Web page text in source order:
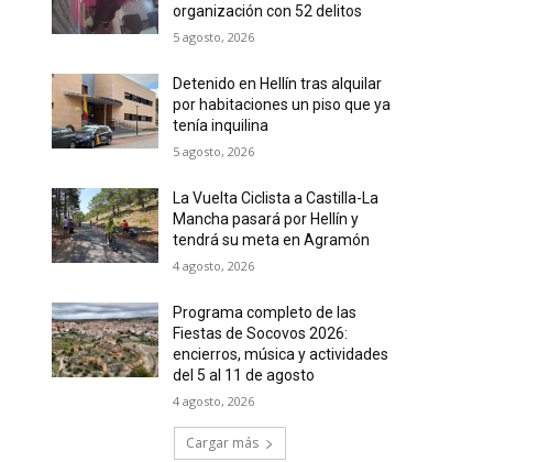
organización con 52 delitos
5 agosto, 2026
Detenido en Hellín tras alquilar
por habitaciones un piso que ya
tenía inquilina
5 agosto, 2026
La Vuelta Ciclista a Castilla-La
Mancha pasará por Hellín y
tendrá su meta en Agramón
4 agosto, 2026
Programa completo de las
Fiestas de Socovos 2026:
encierros, música y actividades
del 5 al 11 de agosto
4 agosto, 2026
Cargar más